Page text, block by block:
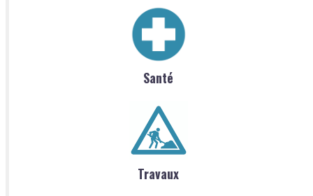
Santé
Travaux